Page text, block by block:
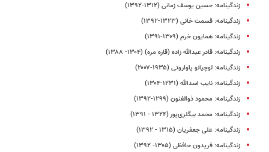
زندگینامه: حسین یوسف‌ زمانی (١٣١٢-١٣٩٢)
زندگینامه: قسمت خانی (۱۳۲۳-۱۳۹۲)
زندگینامه: همایون خرم (۱۳۰۹-۱۳۹۱)
زندگینامه: قادر عبدالله ‌زاده (قاره مره) (۱۳۰۴- ۱۳۸۸)
زندگینامه: لوچیانو پاواروتی (۱۹۳۵-۲۰۰۷)
زندگینامه: نایب اسدالله (۱۲۳۱-۱۳۰۴)
زندگینامه: محمود ذوالفنون (۱۲۹۹-۱۳۹۲)
زندگینامه: محمد بیگلری‌پور (۱۳۲۴ - ۱۳۹۱)
زندگینامه: علی جعفریان (۱۳۱۵ - ۱۳۹۲)
زندگینامه‌: فریدون حافظی (۱۳۰۵- ۱۳۹۲)